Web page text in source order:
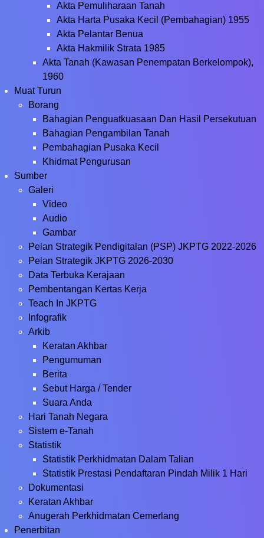
Akta Pemuliharaan Tanah
Akta Harta Pusaka Kecil (Pembahagian) 1955
Akta Pelantar Benua
Akta Hakmilik Strata 1985
Akta Tanah (Kawasan Penempatan Berkelompok),
1960
Muat Turun
Borang
Bahagian Penguatkuasaan Dan Hasil Persekutuan
Bahagian Pengambilan Tanah
Pembahagian Pusaka Kecil
Khidmat Pengurusan
Sumber
Galeri
Video
Audio
Gambar
Pelan Strategik Pendigitalan (PSP) JKPTG 2022-2026
Pelan Strategik JKPTG 2026-2030
Data Terbuka Kerajaan
Pembentangan Kertas Kerja
Teach In JKPTG
Infografik
Arkib
Keratan Akhbar
Pengumuman
Berita
Sebut Harga / Tender
Suara Anda
Hari Tanah Negara
Sistem e-Tanah
Statistik
Statistik Perkhidmatan Dalam Talian
Statistik Prestasi Pendaftaran Pindah Milik 1 Hari
Dokumentasi
Keratan Akhbar
Anugerah Perkhidmatan Cemerlang
Penerbitan